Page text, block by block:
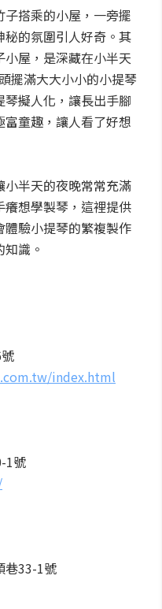
搭乘的小屋，一旁擺
的氛圍引人好奇。其
屋，是深藏在小半天
擺滿大大小小的小提琴
擬人化，讓長出手腳
童趣，讓人看了好想
半天的夜晚常常充滿
想學製琴，這裡提供
體驗小提琴的繁複製作
識。
index.html
1號
巷33-1號